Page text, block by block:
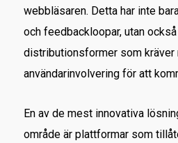
webbläsaren. Detta har inte
och feedbackloopar, utan
distributionsformer som kräver
användarinvolvering för att
En av de mest innovativa
område är plattformar som